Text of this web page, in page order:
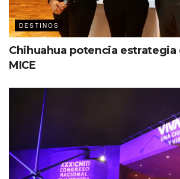
DESTINOS
Chihuahua potencia
MICE